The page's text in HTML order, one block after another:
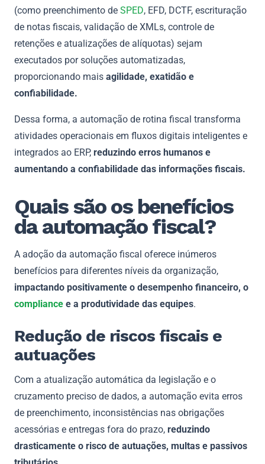
(como preenchimento de SPED, EFD, DCTF, escrituração
de notas fiscais, validação de XMLs, controle de
retenções e atualizações de alíquotas) sejam
executados por soluções automatizadas,
proporcionando mais agilidade, exatidão e
confiabilidade.
Dessa forma, a automação de rotina fiscal transforma
atividades operacionais em fluxos digitais inteligentes e
integrados ao ERP, reduzindo erros humanos e
aumentando a confiabilidade das informações fiscais.
Quais são os benefícios
da automação fiscal?
A adoção da automação fiscal oferece inúmeros
benefícios para diferentes níveis da organização,
impactando positivamente o desempenho financeiro, o
compliance e a produtividade das equipes.
Redução de riscos fiscais e
autuações
Com a atualização automática da legislação e o
cruzamento preciso de dados, a automação evita erros
de preenchimento, inconsistências nas obrigações
acessórias e entregas fora do prazo, reduzindo
drasticamente o risco de autuações, multas e passivos